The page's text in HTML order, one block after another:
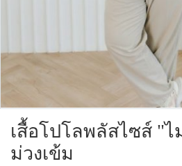
เสื้อโปโลพลัสไซส์ "ไ
ม่วงเข้ม